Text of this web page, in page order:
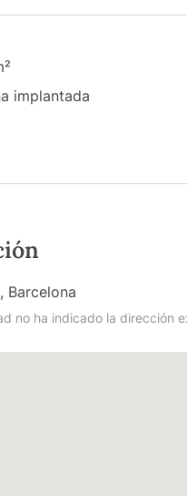
implantada
Barcelona
no ha indicado la dirección